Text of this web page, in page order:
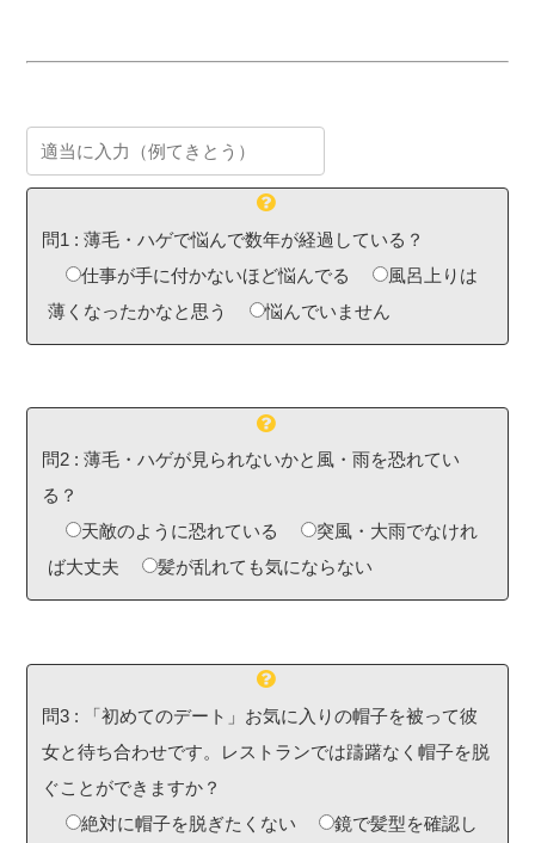
問1 :薄毛・ハゲで悩んで数年が経過している？
仕事が手に付かないほど悩んでる
風呂上りは
薄くなったかなと思う
悩んでいません
問2 :薄毛・ハゲが見られないかと風・雨を恐れてい
る？
天敵のように恐れている
突風・大雨でなけれ
ば大丈夫
髪が乱れても気にならない
問3 :
「初めてのデート」お気に入りの帽子を被って彼
女と待ち合わせです。レストランでは躊躇なく帽子を脱
ぐことができますか？
絶対に帽子を脱ぎたくない
鏡で髪型を確認し